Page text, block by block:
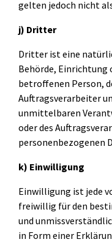
gelten jedoch nicht
j) Dritter
Dritter ist eine
Behörde, Einrichtung
betroffenen Person,
Auftragsverarbeiter
unmittelbaren
oder des
personenbezogenen
k) Einwilligung
Einwilligung ist jede
freiwillig für den
und
in Form einer